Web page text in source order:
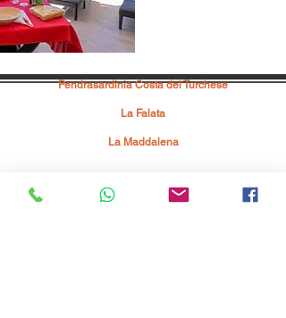
Pendrasardinia Costa del Turchese
La Falata
La Maddalena
info@pendrasardinia.com